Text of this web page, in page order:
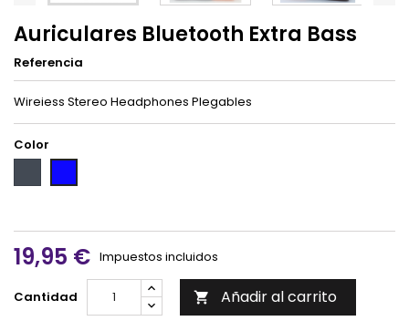
Auriculares Bluetooth Extra Bass
Referencia
Wireiess Stereo Headphones Plegables
Color
Marino
19,95 € Impuestos incluidos
Cantidad  Añadir al carrito